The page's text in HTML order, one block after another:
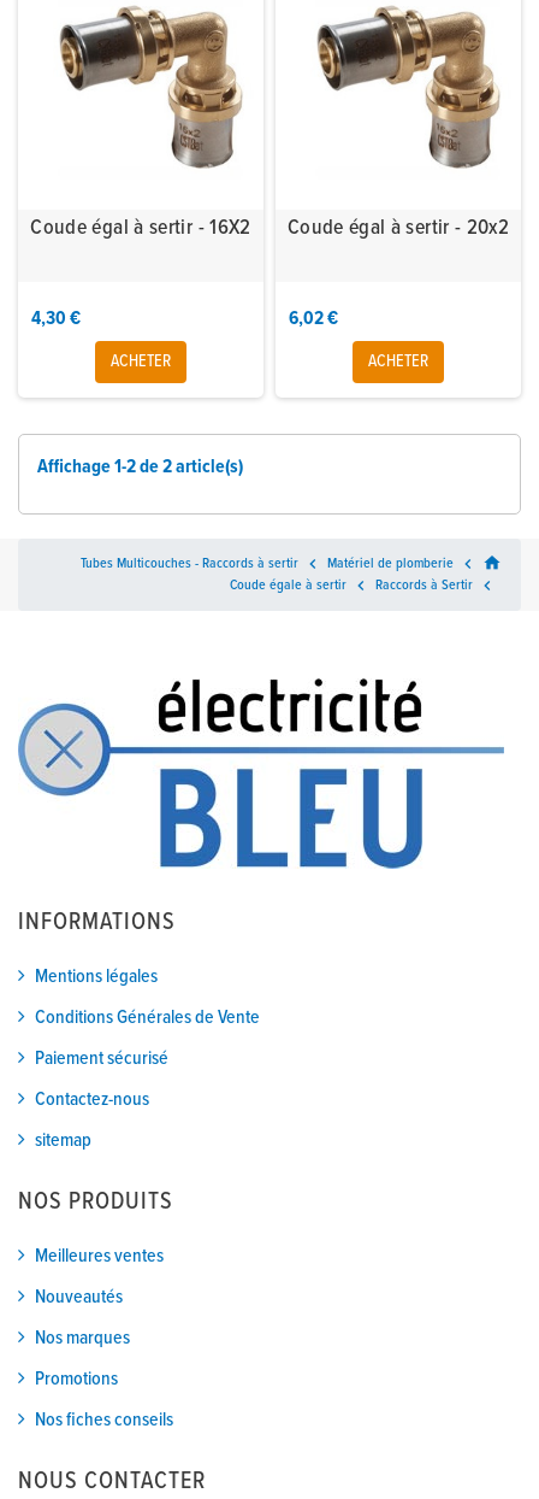
Coude égal à sertir - 16X2
4,30 €
ACHETER
Coude égal à sertir - 20x2
6,02 €
ACHETER
Affichage 1-2 de 2 article(s)
home

Matériel de plomberie

Tubes Multicouches - Raccords à sertir

Raccords à Sertir

Coude égale à sertir
INFORMATIONS
Mentions légales
Conditions Générales de Vente
Paiement sécurisé
Contactez-nous
sitemap
NOS PRODUITS
Meilleures ventes
Nouveautés
Nos marques
Promotions
Nos fiches conseils
NOUS CONTACTER